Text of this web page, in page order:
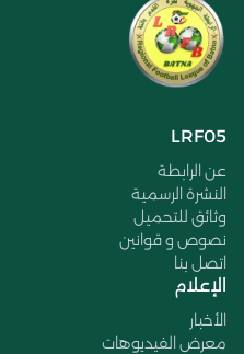
LRF05
عن الرابطة
النشرة الرسمية
وثائق للتحميل
نصوص و قوانين
اتصل بنا
الإعلام
الأخبار
معرض الفيديوهات